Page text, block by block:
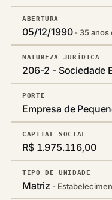
ABERTURA
05/12/1990 35 anos
NATUREZA JURÍDICA
206-2 - Sociedade
PORTE
Empresa de
CAPITAL SOCIAL
R$ 1.975.116,00
TIPO DE UNIDADE
Matriz